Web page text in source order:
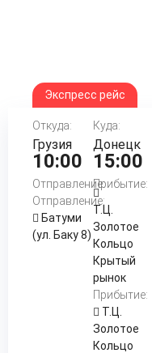
Экспресс рейс
Откуда:
Грузия
10:00
Отправление:
Отправление:
Батуми
(ул. Баку 8)
Куда:
Донецк
15:00
Прибытие:
Т.Ц.
Золотое
Кольцо
Крытый
рынок
Прибытие:
Т.Ц.
Золотое
Кольцо